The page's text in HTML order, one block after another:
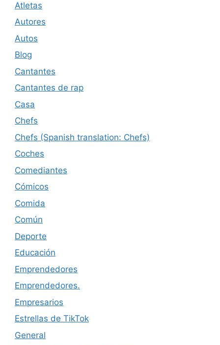
Atletas
Autores
Autos
Blog
Cantantes
Cantantes de rap
Casa
Chefs
Chefs (Spanish translation: Chefs)
Coches
Comediantes
Cómicos
Comida
Común
Deporte
Educación
Emprendedores
Emprendedores.
Empresarios
Estrellas de TikTok
General